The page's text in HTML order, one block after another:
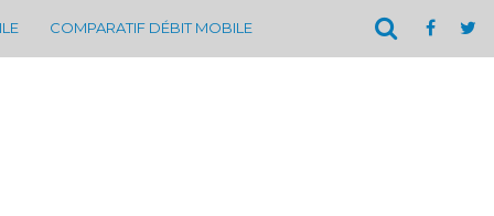
COMPARATIF DÉBIT MOBILE